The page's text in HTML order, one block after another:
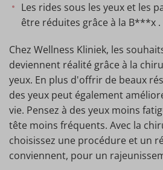
Les rides sous les yeux et les
être réduites grâce à la B***x .
Chez Wellness Kliniek, les
deviennent réalité grâce à la
yeux. En plus d'offrir de beaux
des yeux peut également
vie. Pensez à des yeux moins
tête moins fréquents. Avec la
choisissez une procédure et un
conviennent, pour un